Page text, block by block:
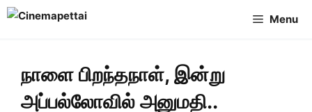
Skip
Menu
நாளை பிறந்தநாள், இன்று
அப்பல்லோவில் அனுமதி..